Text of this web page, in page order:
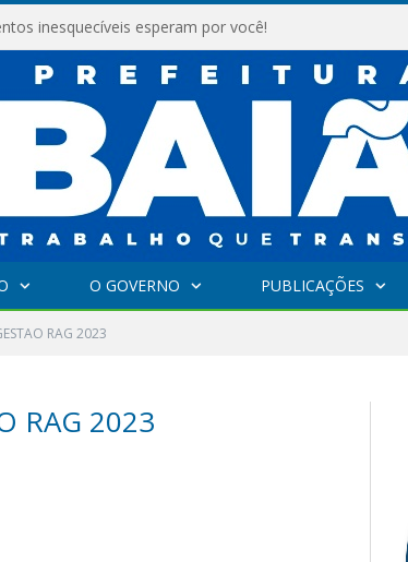
inesquecíveis esperam por você!
O GOVERNO PUBLICAÇÕES
RAG 2023
RAG 2023